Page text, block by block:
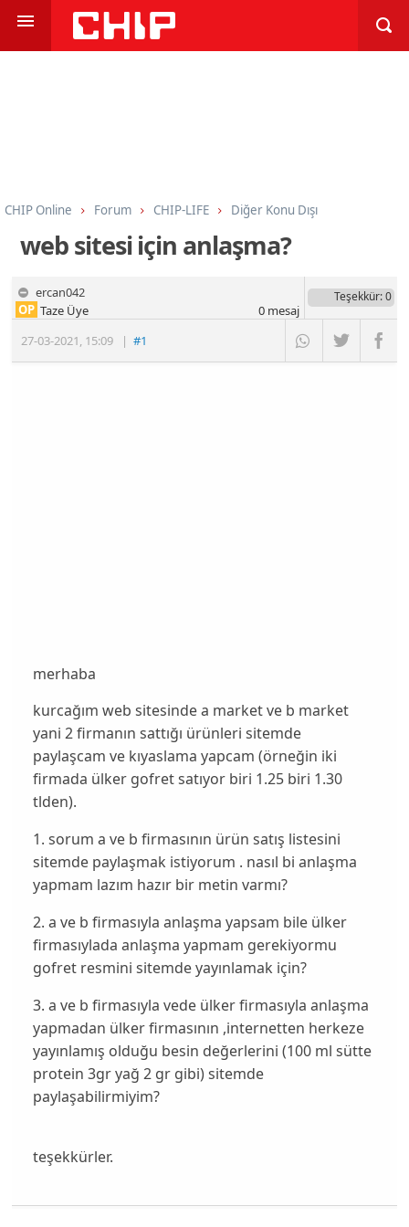
CHIP Online Forum CHIP-LIFE Diğer Konu Dışı
web sitesi için anlaşma?
ercan042
27-03-2021, 15:09 |#1
OP Taze Üye
Teşekkür: 0
0mesaj
merhaba
kurcağım web sitesinde a market ve b market
yani 2 firmanın sattığı ürünleri sitemde
paylaşcam ve kıyaslama yapcam (örneğin iki
firmada ülker gofret satıyor biri 1.25 biri 1.30
tlden).
1. sorum a ve b firmasının ürün satış listesini
sitemde paylaşmak istiyorum . nasıl bi anlaşma
yapmam lazım hazır bir metin varmı?
2. a ve b firmasıyla anlaşma yapsam bile ülker
firmasıylada anlaşma yapmam gerekiyormu
gofret resmini sitemde yayınlamak için?
3. a ve b firmasıyla vede ülker firmasıyla anlaşma
yapmadan ülker firmasının ,internetten herkeze
yayınlamış olduğu besin değerlerini (100 ml sütte
protein 3gr yağ 2 gr gibi) sitemde
paylaşabilirmiyim?
teşekkürler.